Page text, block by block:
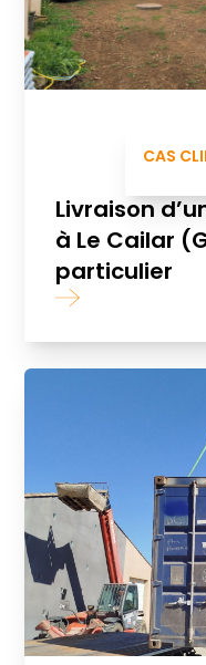
CAS
Livraison
à Le Cailar
particulier